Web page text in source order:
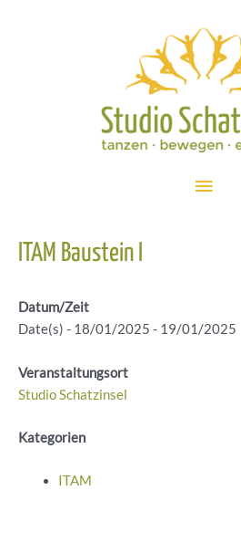
ITAM Baustein I
Datum/Zeit
Date(s) - 18/01/2025 - 19/01/2025
Veranstaltungsort
Studio Schatzinsel
Kategorien
ITAM